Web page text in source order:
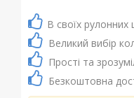
В своїх
Великий вибір
Прості та
Безкоштовна